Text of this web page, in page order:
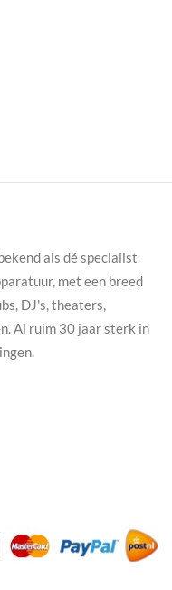
als dé specialist
met een breed
DJ's, theaters,
Al ruim 30 jaar sterk in